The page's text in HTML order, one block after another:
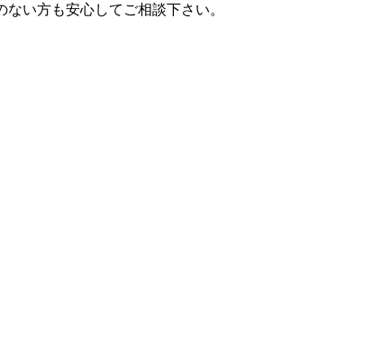
い方も安心してご相談下さい。